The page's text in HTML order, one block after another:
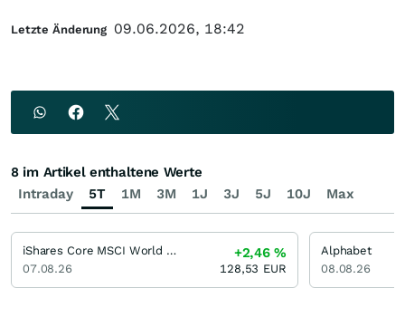
Letzte Änderung 09.06.2026, 18:42
Intraday 5T 1M 3M 1J 3J 5J 10J Max
8 im Artikel enthaltene Werte
iShares Core MSCI World UCITS ETF
07.08.26
+2,46%
128,53 EUR
Alphabet
08.08.26